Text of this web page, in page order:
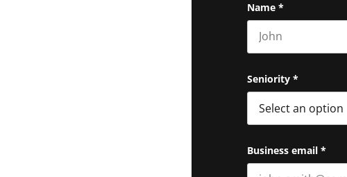
Name *
Seniority *
Business email *